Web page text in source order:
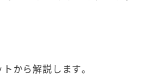
から解説します。